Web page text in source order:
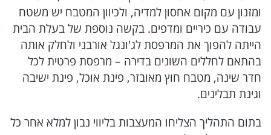
ומזנון עם מקום אחסון למדיה, ולכיוון המטבח יש משטח
עבודה עם כיריים ומדפים. בקשה נוספת של בעלת הבית
הייתה להפוך את המרפסת לג'ונגל אורבני ולחלק אותה
בהתאם לחללים השונים בדירה – מרפסת פרטית לכל
חדר שינה, מטבח חוץ מאובזר, פינת אוכל, פינת ישיבה
וגינת תבלינים.
בתום התהליך הצליחו המעצבות בליווי נבון למלא אחר כל